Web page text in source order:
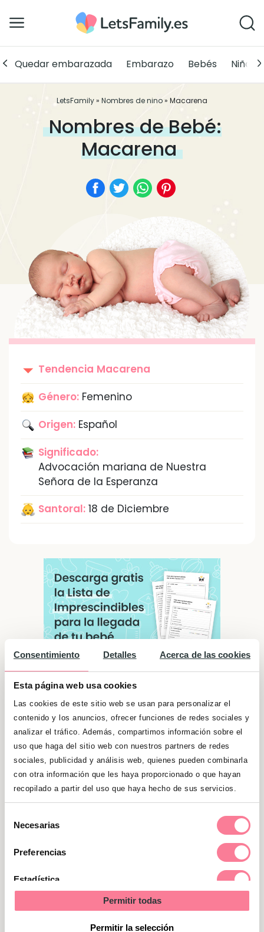
Consentimiento Detalles Acerca de las cookies
Esta página web usa cookies
Las cookies de este sitio web se usan para personalizar el
contenido y los anuncios, ofrecer funciones de redes sociales y
analizar el tráfico. Además, compartimos información sobre el
uso que haga del sitio web con nuestros partners de redes
sociales, publicidad y análisis web, quienes pueden combinarla
con otra información que les haya proporcionado o que hayan
recopilado a partir del uso que haya hecho de sus servicios.
Necesarias
Preferencias
Estadística
Permitir todas
Permitir la selección
Quedar embarazada Embarazo Bebés Niños
LetsFamily» Nombres de nino» Macarena
Nombres de Bebé:
Macarena
Tendencia Macarena
Género: Femenino
Origen: Español
Significado:
Advocación mariana de Nuestra
Señora de la Esperanza
Santoral: 18 de Diciembre
Significado de "Macarena"
Aunque son personas sociables con las que
es fácil estar, a veces sacan su fuerte
carácter y es entonces cuando dicen las
cosas como las piensas, aunque puedan herir.
con el deporte y pensando en nuevas
aventuras. Son personas que necesitan
concentrarse y estar en calma para tomar las
mejores decisiones.
Nombre de Macarena en otras